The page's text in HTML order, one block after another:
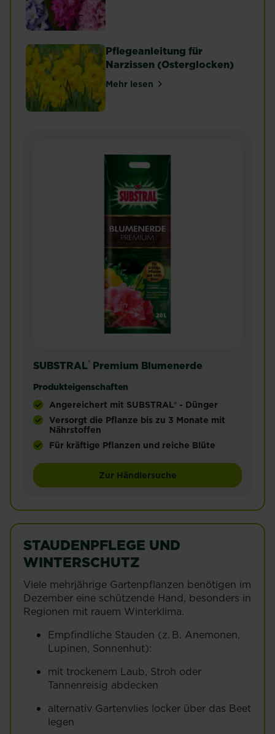
Pflegeanleitung für
Narzissen (Osterglocken)
Mehr lesenüber Pflegeanleitung für
SUBSTRAL® Premium Blumenerde
Produkteigenschaften
Angereichert mit SUBSTRAL® - Dünger
Versorgt die Pflanze bis zu 3 Monate mit
Nährstoffen
Für kräftige Pflanzen und reiche Blüte
Diese Universalerde ist ideal für den Einsatz im
Zur Händlersuche
STAUDENPFLEGE UND
WINTERSCHUTZ
Viele mehrjährige Gartenpflanzen benötigen im
Dezember eine schützende Hand, besonders in
Regionen mit rauem Winterklima.
Empfindliche Stauden (z. B. Anemonen,
Lupinen, Sonnenhut):
mit trockenem Laub, Stroh oder
Tannenreisig abdecken
alternativ Gartenvlies locker über das Beet
legen